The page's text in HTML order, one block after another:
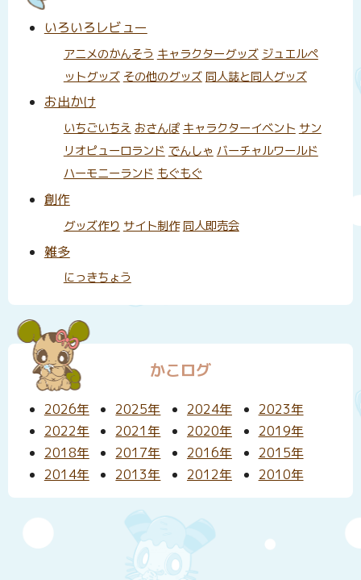
いろいろレビュー
アニメのかんそう キャラクターグッズ ジュエルペ
ットグッズ その他のグッズ 同人誌と同人グッズ
お出かけ
いちごいちえ おさんぽ キャラクターイベント サン
リオピューロランド でんしゃ バーチャルワールド
ハーモニーランド もぐもぐ
創作
グッズ作り サイト制作 同人即売会
雑多
にっきちょう
かこログ
2026年 2025年 2024年
2023年
2022年
2021年 2020年
2019年
2018年
2017年 2016年
2015年
2014年
2013年 2012年 2010年